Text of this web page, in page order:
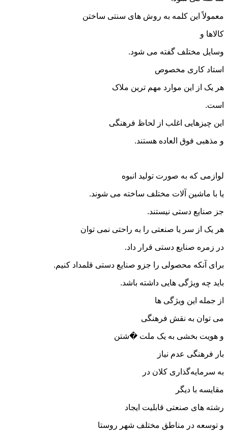
معمولاً این کلمه به روش های سنتی ساختن
کالاها و
وسایل مختلف گفته می شود.
استاد کاری مخصوص
هر یک از این موارد مهم ترین ملاک
است.
این چیزهایی اغلب از لحاظ فرهنگی
و مذهبی فوق العاده هستند.
لوازمی که به صورت تولید انبوه
یا با ماشین آلات مختلف ساخته می شوند.
جز صنایع دستی نیستند.
هر یک از سر یا صنعتی را به راحتی نمی توان
در زمره صنایع دستی قرار داد.
برای آنکه محصولی را جزو صنایع دستی قلمداد کنیم.
باید چه ویژگی هایی داشته باشد.
از جمله این ویژگی ها
می توان به نقش فرهنگی
و هویت بخشی به یک ملت �شتن
بار فرهنگی عدم نیاز
به سرمایه‌گذاری کلان در
مقایسه با دیگر
رشته های صنعتی قابلیت ایجاد
و توسعه در مناطق مختلف شهر روستا